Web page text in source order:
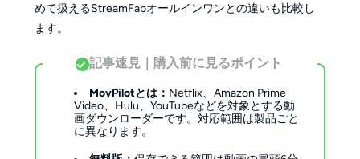
めて扱えるStreamFabオールインワンとの違いも比較し
ます。
記事速見｜購入前に見るポイント
MovPilotとは： Netflix、Amazon Prime
Video、Hulu、YouTubeなどを対象とする動
画ダウンローダーです。対応範囲は製品ごと
に異なります。